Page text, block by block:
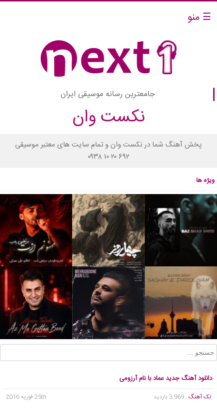
☰ منو
جامعترین رسانه موسیقی ایران
نکست وان
پخش آهنگ شما در نکست وان و تمام سایت های معتبر موسیقی
۰۹۳۸ ۱۰ ۲۰ ۶۹۲
ویژه ها
دانلود آهنگ جدید عماد با نام آرزومی
تک آهنگ , 3,969 بازدید 25th فوریه 2016